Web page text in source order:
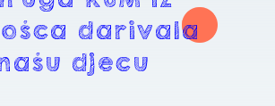
darivala
djecu